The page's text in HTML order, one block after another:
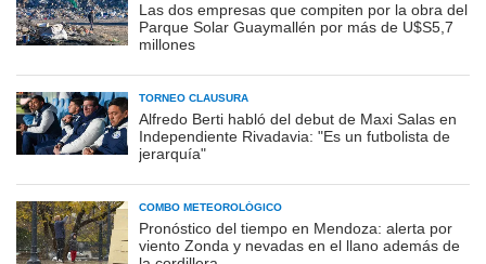
Las dos empresas que compiten por la obra del
Parque Solar Guaymallén por más de U$S5,7
millones
TORNEO CLAUSURA
Alfredo Berti habló del debut de Maxi Salas en
Independiente Rivadavia: "Es un futbolista de
jerarquía"
COMBO METEOROLÓGICO
Pronóstico del tiempo en Mendoza: alerta por
viento Zonda y nevadas en el llano además de